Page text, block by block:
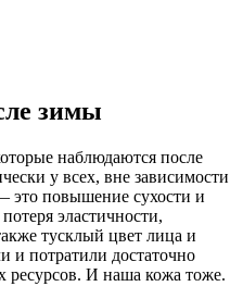
зимы
наблюдаются после
у всех, вне зависимости
это повышение сухости и
эластичности,
тусклый цвет лица и
и потратили достаточно
ресурсов. И наша кожа тоже.